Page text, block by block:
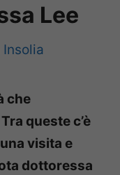
Lee
che
queste c’è
visita e
dottoressa